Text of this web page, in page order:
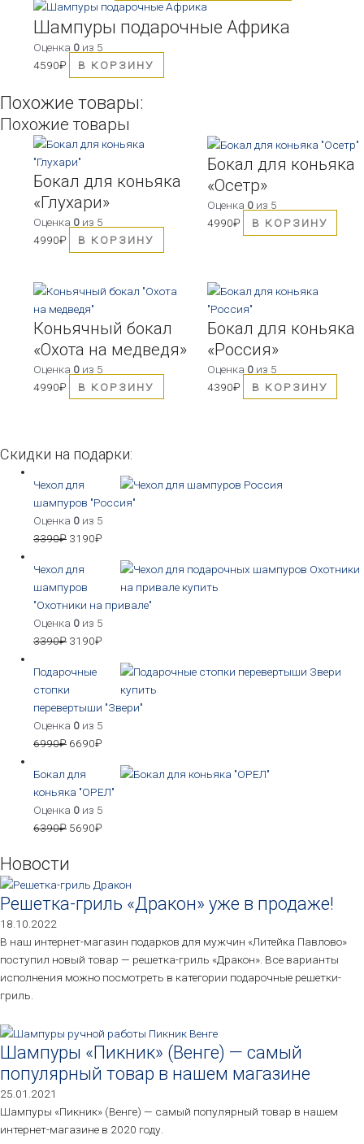
Шампуры подарочные Африка
Оценка 0 из 5
4590₽ В КОРЗИНУ
Похожие товары:
Похожие товары
Бокал для коньяка
«Глухари»
Оценка 0 из 5
4990₽ В КОРЗИНУ
Бокал для коньяка
«Осетр»
Оценка 0из 5
4990₽ В КОРЗИНУ
Коньячный бокал
«Охота на медведя»
Оценка 0 из 5
4990₽ В КОРЗИНУ
Бокал для коньяка
«Россия»
Оценка 0из 5
4390₽ В КОРЗИНУ
Скидки на подарки:
Чехол для
шампуров "Россия"
Оценка 0 из 5
3390₽ 3190₽
Чехол для
шампуров
"Охотники на привале"
Оценка 0 из 5
3390₽ 3190₽
Подарочные
стопки
перевертыши "Звери"
Оценка 0 из 5
6990₽ 6690₽
Бокал для
коньяка "ОРЕЛ"
Оценка 0 из 5
6390₽ 5690₽
Новости
Решетка-гриль «Дракон» уже в продаже!
18.10.2022
В наш интернет-магазин подарков для мужчин «Литейка Павлово»
поступил новый товар — решетка-гриль «Дракон». Все варианты
исполнения можно посмотреть в категории подарочные решетки-
гриль.
Шампуры «Пикник» (Венге) — самый
популярный товар в нашем магазине
25.01.2021
Шампуры «Пикник» (Венге) — самый популярный товар в нашем
интернет-магазине в 2020 году.